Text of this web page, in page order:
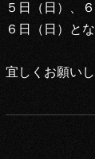
５日（日）、
６日（日）
と
宜しくお願いし